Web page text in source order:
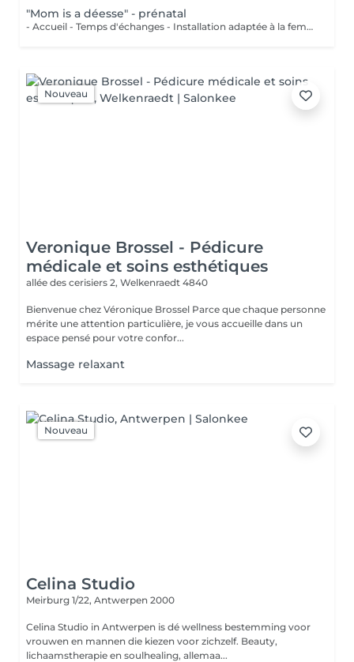
"Mom is a déesse" - prénatal
- Accueil - Temps d'échanges - Installation adaptée à la femme enceinte - Massage de 60 minutes - Retour à soi par une infusion bio fraîche ou chaude
Nouveau
Veronique Brossel - Pédicure
médicale et soins esthétiques
allée des cerisiers 2, Welkenraedt 4840
Bienvenue chez Véronique Brossel Parce que chaque personne
mérite une attention particulière, je vous accueille dans un
espace pensé pour votre confor...
Massage relaxant
Nouveau
Celina Studio
Meirburg 1/22, Antwerpen 2000
Celina Studio in Antwerpen is dé wellness bestemming voor
vrouwen en mannen die kiezen voor zichzelf. Beauty,
lichaamstherapie en soulhealing, allemaa...